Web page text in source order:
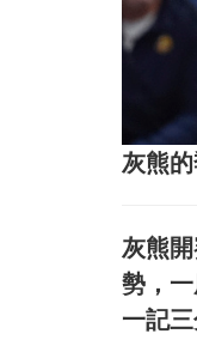
灰熊
灰熊
勢，
一記